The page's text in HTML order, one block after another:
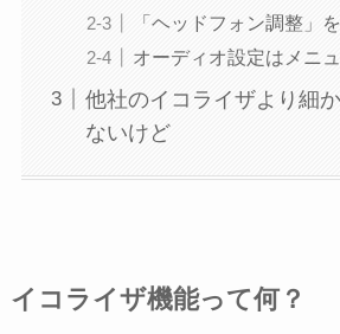
「ヘッドフォン調整」
オーディオ設定はメニ
他社のイコライザより細
ないけど
イコライザ機能って何？